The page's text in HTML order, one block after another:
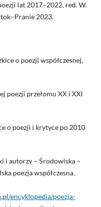
lat 2017–2022, red. W.
2023.
o poezji współczesnej,
poezji przełomu XX i XXI
o poezji i krytyce po 2010
i autorzy – Środowiska –
poezja współczesna.
encyklopedia/poezja-